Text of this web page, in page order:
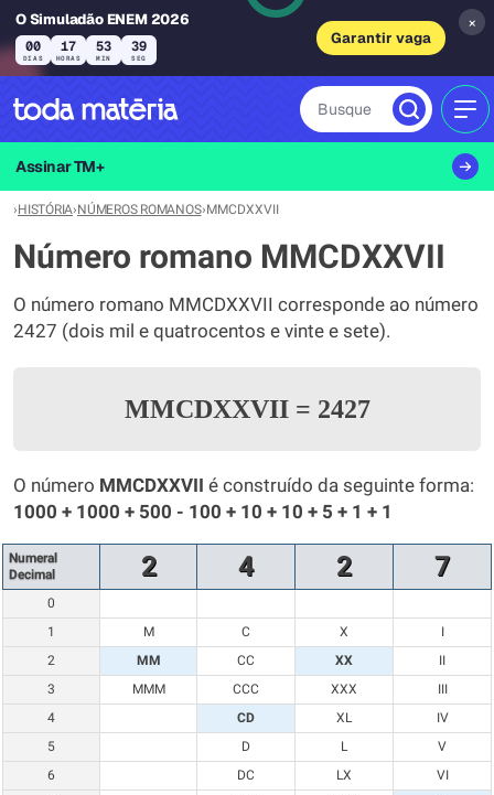
O Simuladão ENEM 2026
00
DIAS
17
HORAS
53
MIN
39
SEG
Garantir vaga
×
Busque
Assinar TM+
›HISTÓRIA›NÚMEROS ROMANOS›MMCDXXVII
Número romano MMCDXXVII
O número romano MMCDXXVII corresponde ao número
2427 (dois mil e quatrocentos e vinte e sete).
MMCDXXVII = 2427
O número MMCDXXVII é construído da seguinte forma:
1000 + 1000 + 500 - 100 + 10 + 10 + 5 + 1 + 1
Numeral
Decimal
2 4 2 7
0
1
M C X
I
2
MM CC XX
II
3
MMM CCC XXX
III
4
CD XL
IV
5
D L
V
6
DC LX
VI